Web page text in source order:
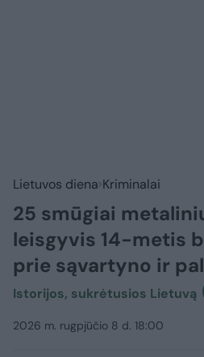
Lietuvos diena Kriminalai
25 smūgiai
leisgyvis 14-metis
prie sąvartyno ir
Istorijos, sukrėtusios Lietuvą
2026 m. rugpjūčio 8 d. 18:00